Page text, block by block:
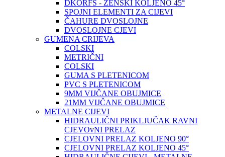
DKORFS - ŽENSKI KOLJENO 45°
SPOJNI ELEMENTI ZA CIJEVI
ČAHURE DVOSLOJNE
DVOSLOJNE CJEVI
GUMENA CRIJEVA
COLSKI
METRIČNI
COLSKI
GUMA S PLETENICOM
PVC S PLETENICOM
9MM VIJČANE OBUJMICE
21MM VIJČANE OBUJMICE
METALNE CIJEVI
HIDRAULIČNI PRIKLJUČAK RAVNI
CJEVOvNI PRELAZ
CJELOVNI PRELAZ KOLJENO 90°
CJELOVNI PRELAZ KOLJENO 45°